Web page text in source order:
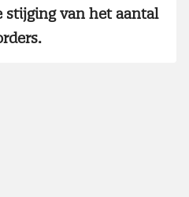
stijging van het aantal